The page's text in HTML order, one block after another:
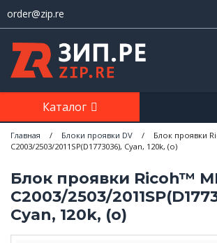
order@zip.re
Каталог
Главная / Блоки проявки DV /
Блок проявки
C2003/2503/2011SP(D1773036), Cyan, 120k, (o)
Блок проявки Ricoh™
C2003/2503/
Cyan, 120k, (o)